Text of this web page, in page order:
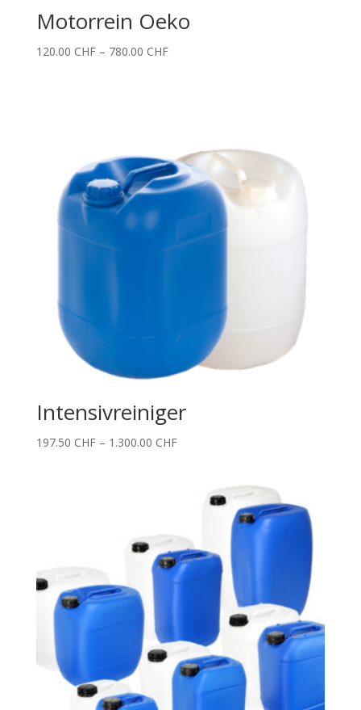
Motorrein Oeko
120.00 CHF – 780.00 CHFPrice
Intensivreiniger
197.50 CHF – 1.300.00 CHFPrice
through
1.300.00 CHF